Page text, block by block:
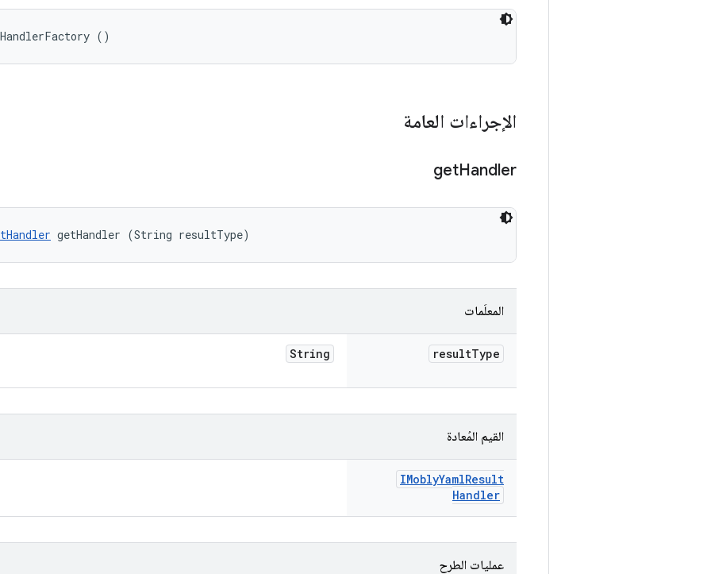
()
الإجراءات العامة
getHandler
getHandler (String resultType)
المعلَمات
resultType
String
القيم المُعادة
IMoblyYamlResult
Handler
عمليات الطرح